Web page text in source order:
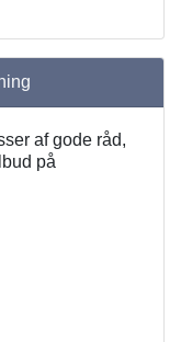
af gode råd,
på